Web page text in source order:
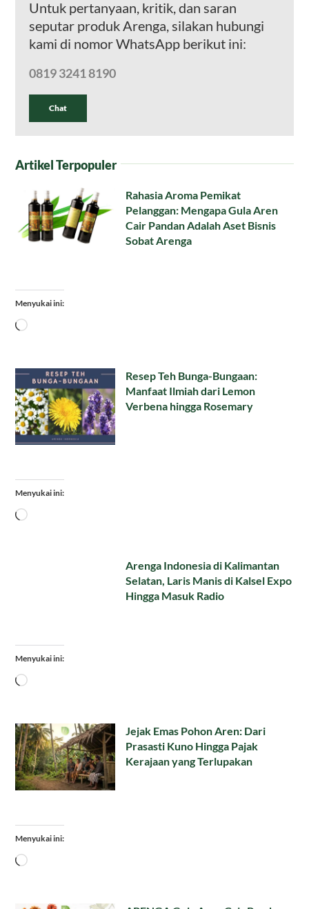
Untuk pertanyaan, kritik, dan saran
seputar produk Arenga, silakan hubungi
kami di nomor WhatsApp berikut ini:
0819 3241 8190
Chat
Artikel Terpopuler
Rahasia Aroma Pemikat
Pelanggan: Mengapa Gula Aren
Cair Pandan Adalah Aset Bisnis
Sobat Arenga
Menyukai ini:
Memuat...
Resep Teh Bunga-Bungaan:
Manfaat Ilmiah dari Lemon
Verbena hingga Rosemary
Menyukai ini:
Memuat...
Arenga Indonesia di Kalimantan
Selatan, Laris Manis di Kalsel Expo
Hingga Masuk Radio
Menyukai ini:
Memuat...
Jejak Emas Pohon Aren: Dari
Prasasti Kuno Hingga Pajak
Kerajaan yang Terlupakan
Menyukai ini:
Memuat...